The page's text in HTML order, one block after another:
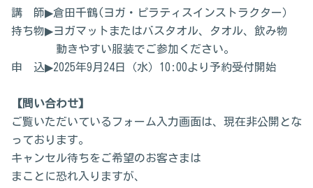
講 師▶倉田千鶴(ヨガ・ピラティスインストラクター）
持ち物▶ヨガマットまたはバスタオル、タオル、飲み物
動きやすい服装でご参加ください。
申 込▶2025年9月24日（水）10:00より予約受付開始
【問い合わせ】
ご覧いただいているフォーム入力画面は、現在非公開とな
っております。
キャンセル待ちをご希望のお客さまは
まことに恐れ入りますが、